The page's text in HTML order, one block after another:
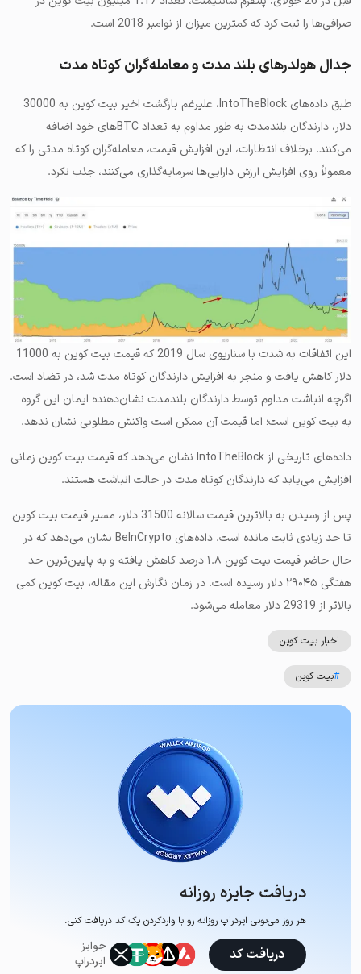
صرافی‌ها را ثبت کرد که کمترین میزان از نوامبر 2018 است.
جدال هولدرهای بلند مدت و معامله‌گران کوتاه مدت
طبق داده‌های IntoTheBlock، علیرغم بازگشت اخیر بیت کوین به 30000
دلار، دارندگان بلندمدت به طور مداوم به تعداد BTCهای خود اضافه
می‌کنند. برخلاف انتظارات، این افزایش قیمت، معامله‌گران کوتاه مدتی را که
معمولاً روی افزایش ارزش دارایی‌ها سرمایه‌گذاری می‌کنند، جذب نکرد.
این اتفاقات به شدت با سناریوی سال 2019 که قیمت بیت کوین به 11000
دلار کاهش یافت و منجر به افزایش دارندگان کوتاه مدت شد، در تضاد است.
اگرچه انباشت مداوم توسط دارندگان بلندمدت نشان‌دهنده ایمان این گروه
به بیت کوین است؛ اما قیمت آن ممکن است واکنش مطلوبی نشان ندهد.
داده‌های تاریخی از IntoTheBlock نشان می‌دهد که قیمت بیت کوین زمانی
افزایش می‌یابد که دارندگان کوتاه مدت در حالت انباشت هستند.
پس از رسیدن به بالاترین قیمت سالانه 31500 دلار، مسیر قیمت بیت کوین
تا حد زیادی ثابت مانده است. داده‌های BeInCrypto نشان می‌دهد که در
حال حاضر قیمت بیت‌ کوین ۱.۸ درصد کاهش یافته و به پایین‌ترین حد
هفتگی ۲۹۰۴۵ دلار رسیده است. در زمان نگارش این مقاله، بیت کوین کمی
بالاتر از 29319 دلار معامله می‌شود.
اخبار بیت کوین
#بیت کوین
دریافت جایزه روزانه
هر روز می‌تونی ایردراپ روزانه رو با وارد‌کردن یک کد دریافت کنی.
جوایز
ایردراپ
دریافت کد